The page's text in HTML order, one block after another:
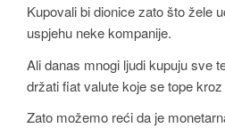
Kupovali bi dionice zato što žele
uspjehu neke kompanije.
Ali danas mnogi ljudi kupuju sve
držati fiat valute koje se tope
Zato možemo reći da je